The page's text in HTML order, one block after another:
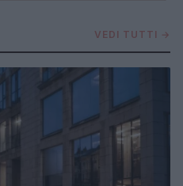
VEDI TUTTI →